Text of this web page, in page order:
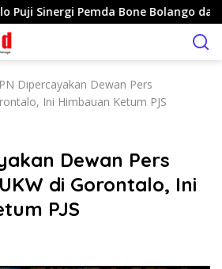
Sinergi Pemda Bone Bolango dan
Dipercayakan Dewan Pers
Ini Himbauan Ketum PJS
Dewan Pers
di Gorontalo, Ini
PJS